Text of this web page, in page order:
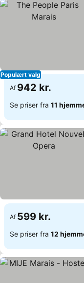
Populært valg
Af 942 kr.
Se priser fra 11
Af 599 kr.
Se priser fra 12